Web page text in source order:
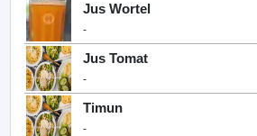
Jus Wortel
-
Jus Tomat
-
Timun
-